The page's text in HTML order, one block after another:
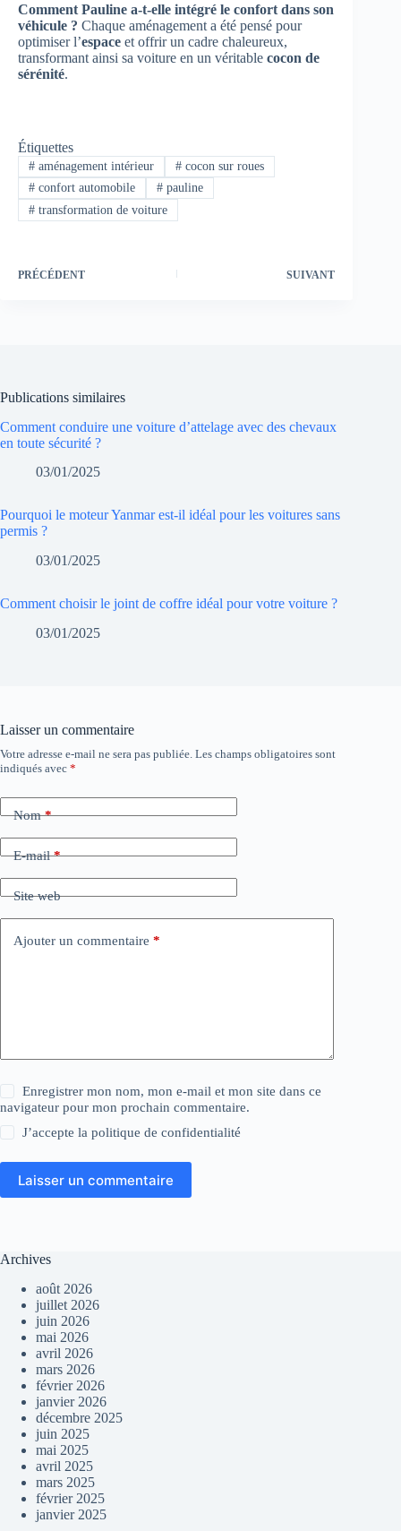
Comment Pauline a-t-elle intégré le confort dans son
véhicule ? Chaque aménagement a été pensé pour
optimiser l’espace et offrir un cadre chaleureux,
transformant ainsi sa voiture en un véritable cocon de
sérénité.
Étiquettes
#aménagement intérieur #cocon sur roues
#confort automobile #pauline
#transformation de voiture
PRÉCÉDENT SUIVANT
Publications similaires
Comment conduire une voiture d’attelage avec des chevaux
en toute sécurité ?
03/01/2025
Pourquoi le moteur Yanmar est-il idéal pour les voitures sans
permis ?
03/01/2025
Comment choisir le joint de coffre idéal pour votre voiture ?
03/01/2025
Laisser un commentaire
Votre adresse e-mail ne sera pas publiée. Les champs obligatoires sont
indiqués avec *
Nom*
E-mail*
Site web
Ajouter un commentaire *
Enregistrer mon nom, mon e-mail et mon site dans ce
navigateur pour mon prochain commentaire.
J’accepte lapolitique de confidentialité
Laisser un commentaire
Archives
août 2026
juillet 2026
juin 2026
mai 2026
avril 2026
mars 2026
février 2026
janvier 2026
décembre 2025
juin 2025
mai 2025
avril 2025
mars 2025
février 2025
janvier 2025